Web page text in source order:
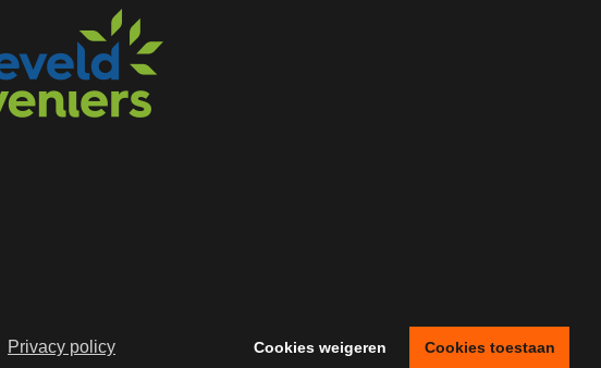
Privacy policy Cookies weigeren Cookies toestaan